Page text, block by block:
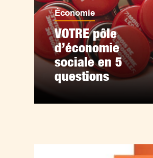
Économie
VOTRE pôle
d’économie
sociale en 5
questions